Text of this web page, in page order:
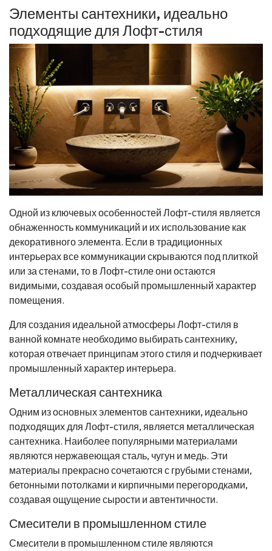
Элементы сантехники, идеально
подходящие для Лофт-стиля
Одной из ключевых особенностей Лофт-стиля является
обнаженность коммуникаций и их использование как
декоративного элемента. Если в традиционных
интерьерах все коммуникации скрываются под плиткой
или за стенами, то в Лофт-стиле они остаются
видимыми, создавая особый промышленный характер
помещения.
Для создания идеальной атмосферы Лофт-стиля в
ванной комнате необходимо выбирать сантехнику,
которая отвечает принципам этого стиля и подчеркивает
промышленный характер интерьера.
Металлическая сантехника
Одним из основных элементов сантехники, идеально
подходящих для Лофт-стиля, является металлическая
сантехника. Наиболее популярными материалами
являются нержавеющая сталь, чугун и медь. Эти
материалы прекрасно сочетаются с грубыми стенами,
бетонными потолками и кирпичными перегородками,
создавая ощущение сырости и автентичности.
Смесители в промышленном стиле
Смесители в промышленном стиле являются